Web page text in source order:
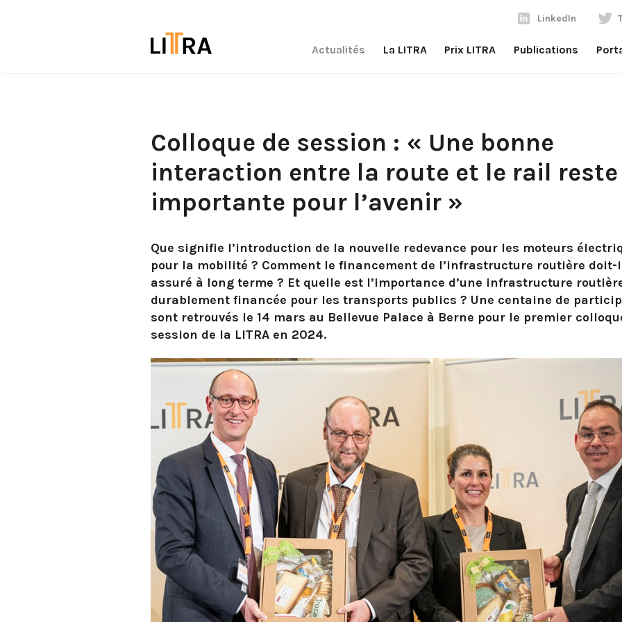
LinkedIn
Actualités La LITRA Prix LITRA Publications
Colloque de session : « Une bonne
interaction entre la route et le rail reste
importante pour l’avenir »
Que signifie l’introduction de la nouvelle redevance pour les moteurs
pour la mobilité ? Comment le financement de l’infrastructure routière
assuré à long terme ? Et quelle est l’importance d’une infrastructure
durablement financée pour les transports publics ? Une centaine de
sont retrouvés le 14 mars au Bellevue Palace à Berne pour le premier
session de la LITRA en 2024.